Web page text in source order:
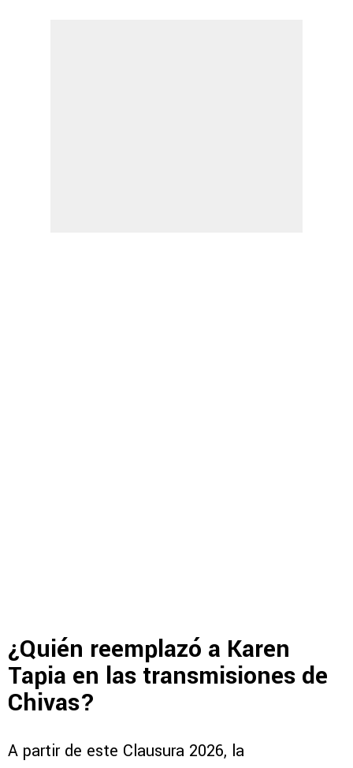
¿Quién reemplazó a Karen
Tapia en las transmisiones de
Chivas?
A partir de este Clausura 2026, la